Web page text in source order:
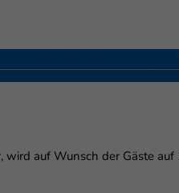
wird auf Wunsch der Gäste
der Zugriff auf